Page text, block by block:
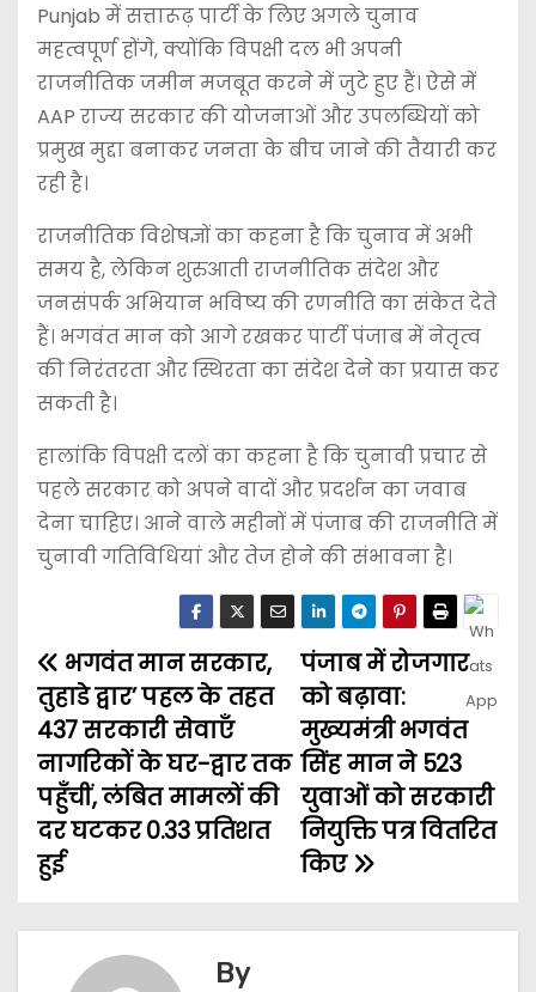
Punjab में सत्तारूढ़ पार्टी के लिए अगले चुनाव
महत्वपूर्ण होंगे, क्योंकि विपक्षी दल भी अपनी
राजनीतिक जमीन मजबूत करने में जुटे हुए हैं। ऐसे में
AAP राज्य सरकार की योजनाओं और उपलब्धियों को
प्रमुख मुद्दा बनाकर जनता के बीच जाने की तैयारी कर
रही है।
राजनीतिक विशेषज्ञों का कहना है कि चुनाव में अभी
समय है, लेकिन शुरुआती राजनीतिक संदेश और
जनसंपर्क अभियान भविष्य की रणनीति का संकेत देते
हैं। भगवंत मान को आगे रखकर पार्टी पंजाब में नेतृत्व
की निरंतरता और स्थिरता का संदेश देने का प्रयास कर
सकती है।
हालांकि विपक्षी दलों का कहना है कि चुनावी प्रचार से
पहले सरकार को अपने वादों और प्रदर्शन का जवाब
देना चाहिए। आने वाले महीनों में पंजाब की राजनीति में
चुनावी गतिविधियां और तेज होने की संभावना है।
पंजाब में रोजगार
को बढ़ावा:
मुख्यमंत्री भगवंत
सिंह मान ने 523
युवाओं को सरकारी
नियुक्ति पत्र वितरित
किए
भगवंत मान सरकार,
तुहाडे द्वार’ पहल के तहत
437 सरकारी सेवाएँ
नागरिकों के घर-द्वार तक
पहुँचीं, लंबित मामलों की
दर घटकर 0.33 प्रतिशत
हुई
By